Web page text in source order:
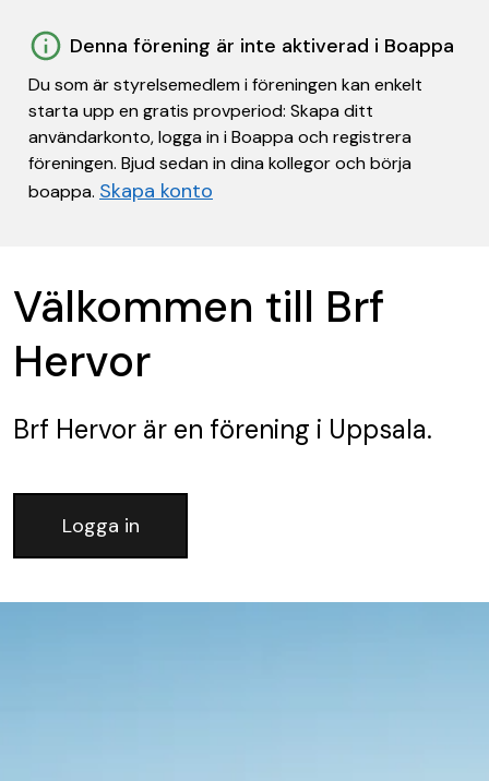
Denna förening är inte aktiverad i Boappa
Du som är styrelsemedlem i föreningen kan enkelt
starta upp en gratis provperiod: Skapa ditt
användarkonto, logga in i Boappa och registrera
föreningen. Bjud sedan in dina kollegor och börja
boappa. Skapa konto
Välkommen till Brf
Hervor
Brf Hervor är en förening i Uppsala.
Logga in